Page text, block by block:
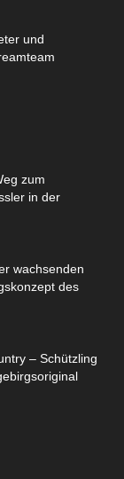
und
zum
in der
wachsenden
des
– Schützling